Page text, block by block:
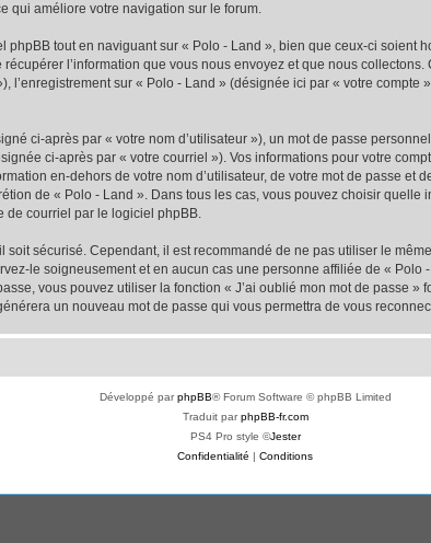
qui améliore votre navigation sur le forum.
tout en naviguant sur « Polo - Land », bien que ceux-ci soient
l’information que vous nous envoyez et que nous
l’enregistrement sur « Polo - Land » (désignée ici par « votre compte
ci-après par « votre nom d’utilisateur »), un mot de passe
ci-après par « votre courriel »). Vos informations pour votre
en-dehors de votre nom d’utilisateur, de votre mot de passe et
de « Polo - Land ». Dans tous les cas, vous pouvez choisir
de courriel par le logiciel phpBB.
sécurisé. Cependant, il est recommandé de ne pas utiliser le
le soigneusement et en aucun cas une personne affiliée de «
vous pouvez utiliser la fonction « J’ai oublié mon mot de passe
un nouveau mot de passe qui vous permettra de vous
Développé parphpBB® Forum Software © phpBB Limited
Traduit parphpBB-fr.com
PS4 Pro style ©Jester
Confidentialité | Conditions